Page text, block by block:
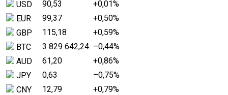
USD
90,53 +0,01%
EUR
99,37 +0,50%
GBP
115,18 +0,59%
BTC
3 829 642,24 –0,44%
AUD
61,20 +0,86%
JPY
0,63 –0,75%
CNY
12,79 +0,79%